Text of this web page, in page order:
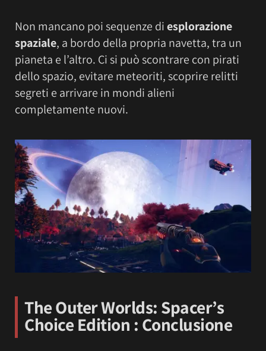
Non mancano poi sequenze diesplorazione
spaziale, a bordo della propria navetta, tra un
pianeta e l’altro. Ci si può scontrare con pirati
dello spazio, evitare meteoriti, scoprire relitti
segreti e arrivare in mondi alieni
completamente nuovi.
The Outer Worlds: Spacer’s
Choice Edition : Conclusione